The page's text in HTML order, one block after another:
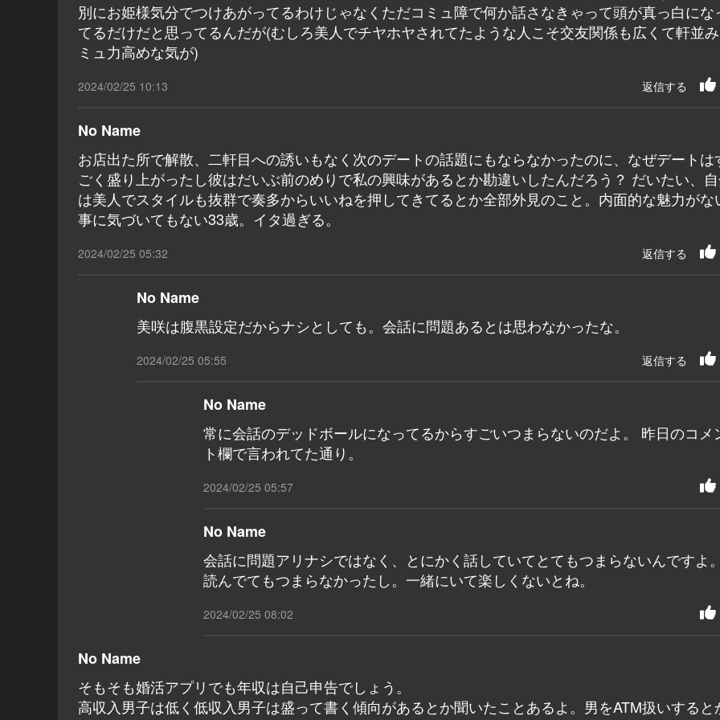
別にお姫様気分でつけあがってるわけじゃなくただコミュ障で何か話さなきゃって頭が真っ白にな
てるだけだと思ってるんだが(むしろ美人でチヤホヤされてたような人こそ交友関係も広くて軒並
ミュ力高めな気が)
2024/02/25 10:13 返信する
No Name
お店出た所で解散、二軒目への誘いもなく次のデートの話題にもならなかったのに、なぜデートは
ごく盛り上がったし彼はだいぶ前のめりで私の興味があるとか勘違いしたんだろう？ だいたい、
は美人でスタイルも抜群で奏多からいいねを押してきてるとか全部外見のこと。内面的な魅力がな
事に気づいてもない33歳。イタ過ぎる。
2024/02/25 05:32 返信する
No Name
美咲は腹黒設定だからナシとしても。会話に問題あるとは思わなかったな。
2024/02/25 05:55 返信する
No Name
常に会話のデッドボールになってるからすごいつまらないのだよ。 昨日のコメ
ト欄で言われてた通り。
2024/02/25 05:57
No Name
会話に問題アリナシではなく、とにかく話していてとてもつまらないんですよ。
読んでてもつまらなかったし。一緒にいて楽しくないとね。
2024/02/25 08:02
No Name
そもそも婚活アプリでも年収は自己申告でしょう。
高収入男子は低く低収入男子は盛って書く傾向があるとか聞いたことあるよ。男をATM扱いすると